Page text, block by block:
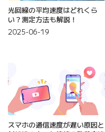
光回線の平均速度はどれくら
い？測定方法も解説！
2025-06-19
スマホの通信速度が遅い原因と